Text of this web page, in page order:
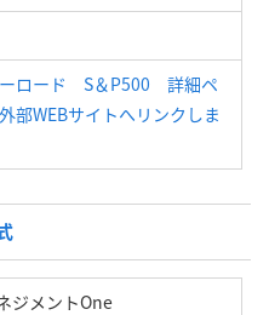
ロード S＆P500 詳細ペ
部WEBサイトへリンクしま
ジメントOne